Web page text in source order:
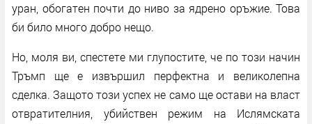
уран, обогатен почти до ниво за ядрено оръжие. Това
би било много добро нещо.
Но, моля ви, спестете ми глупостите, че по този начин
Тръмп ще е извършил перфектна и великолепна
сделка. Защото този успех не само ще остави на власт
отвратителния, убийствен режим на Ислямската